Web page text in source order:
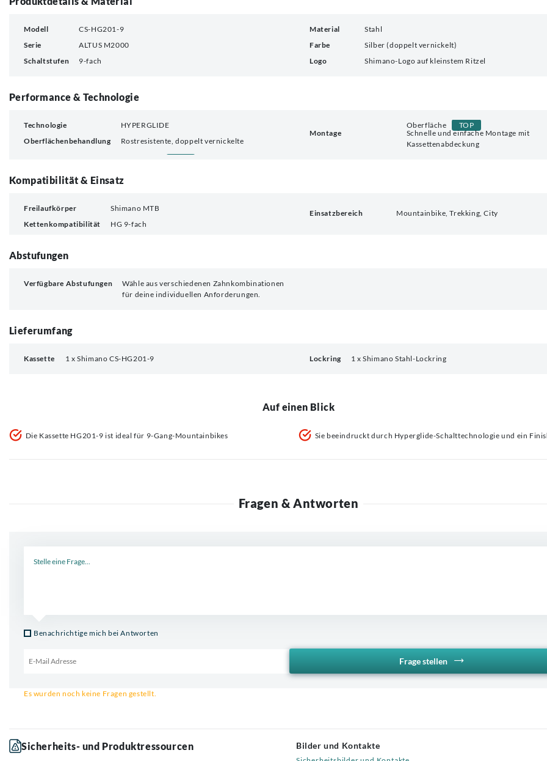
Modell
CS-HG201-9
Serie
ALTUS M2000
Schaltstufen
9-fach
Material
Stahl
Farbe
Silber (doppelt vernickelt)
Logo
Shimano-Logo auf kleinstem Ritzel
Performance & Technologie
Technologie
HYPERGLIDE
Oberflächenbehandlung
Rostresistente, doppelt vernickelte
Oberfläche
TOP
Montage
Schnelle und einfache Montage mit
Kassettenabdeckung
Kompatibilität & Einsatz
Freilaufkörper
Shimano MTB
Kettenkompatibilität
HG 9-fach
Einsatzbereich Mountainbike, Trekking, City
Abstufungen
Verfügbare Abstufungen
Wähle aus verschiedenen Zahnkombinationen
für deine individuellen Anforderungen.
Lieferumfang
Kassette 1 x Shimano CS-HG201-9 Lockring 1 x Shimano Stahl-Lockring
Auf einen Blick
Die Kassette HG201-9 ist ideal für 9-Gang-Mountainbikes Sie beeindruckt durch Hyperglide-Schalttechnologie und ein
Fragen & Antworten
Benachrichtige mich bei Antworten
Frage stellen
Es wurden noch keine Fragen gestellt.
Sicherheits- und Produktressourcen Bilder und Kontakte